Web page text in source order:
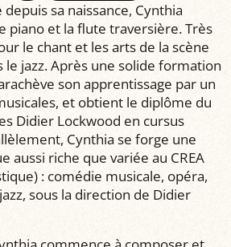
sa naissance, Cynthia
piano et la flute traversière. Très
le chant et les arts de la scène
le jazz. Après une solide formation
son apprentissage par un
et obtient le diplôme du
Didier Lockwood en cursus
Cynthia se forge une
aussi riche que variée au CREA
: comédie musicale, opéra,
sous la direction de Didier